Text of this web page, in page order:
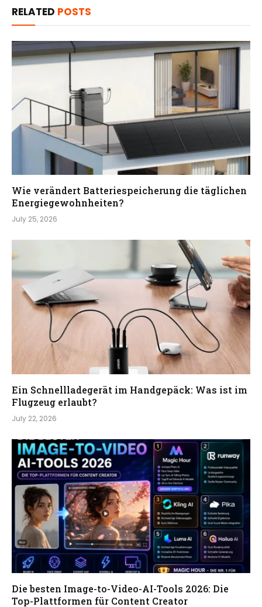
RELATED POSTS
Wie verändert Batteriespeicherung die täglichen
Energiegewohnheiten?
July 25, 2026
Ein Schnellladegerät im Handgepäck: Was ist im
Flugzeug erlaubt?
July 22, 2026
Die besten Image-to-Video-AI-Tools 2026: Die
Top-Plattformen für Content Creator